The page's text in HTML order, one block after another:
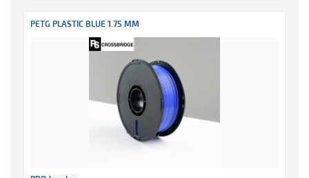
PETG PLASTIC BLUE 1.75 MM